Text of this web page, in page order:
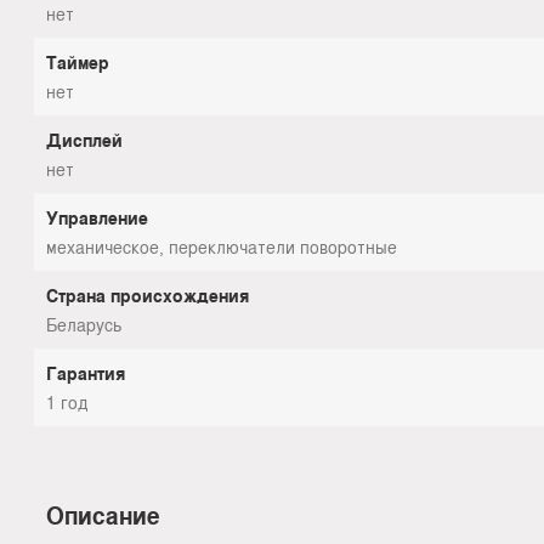
нет
Таймер
нет
Дисплей
нет
Управление
механическое, переключатели поворотные
Страна происхождения
Беларусь
Гарантия
1 год
Описание